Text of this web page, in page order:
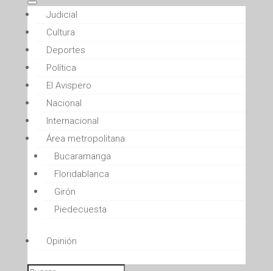
Judicial
Cultura
Deportes
Política
El Avispero
Nacional
Internacional
Área metropolitana
Bucaramanga
Floridablanca
Girón
Piedecuesta
Opinión